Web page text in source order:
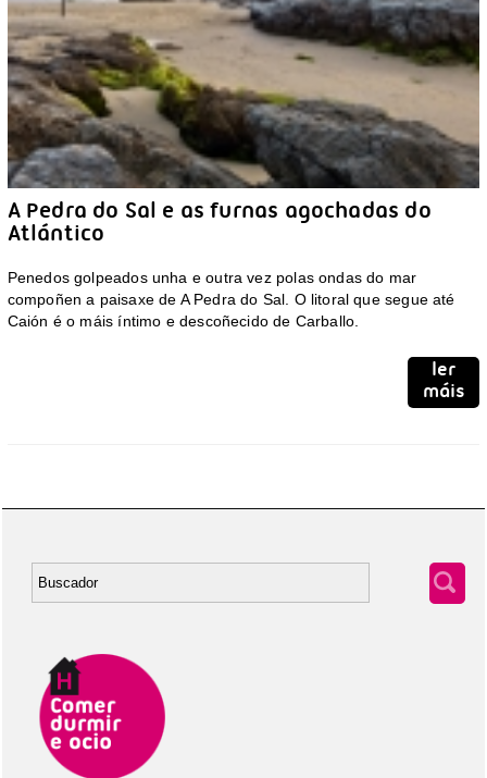
A Pedra do Sal e as furnas agochadas do
Atlántico
Penedos golpeados unha e outra vez polas ondas do mar
compoñen a paisaxe de A Pedra do Sal. O litoral que segue até
Caión é o máis íntimo e descoñecido de Carballo.
ler
máis